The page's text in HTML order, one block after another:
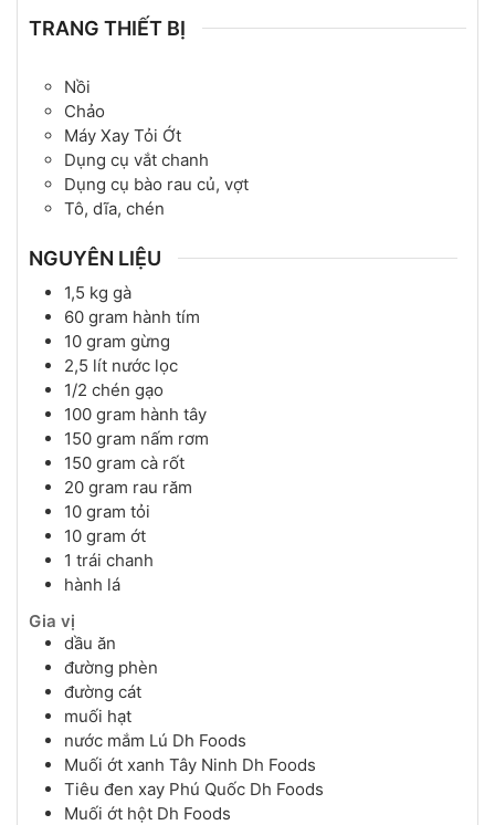
TRANG THIẾT BỊ
Nồi
Chảo
Máy Xay Tỏi Ớt
Dụng cụ vắt chanh
Dụng cụ bào rau củ, vợt
Tô, dĩa, chén
NGUYÊN LIỆU
1,5 kg gà
60 gram hành tím
10 gram gừng
2,5 lít nước lọc
1/2 chén gạo
100 gram hành tây
150 gram nấm rơm
150 gram cà rốt
20 gram rau răm
10 gram tỏi
10 gram ớt
1 trái chanh
hành lá
Gia vị
dầu ăn
đường phèn
đường cát
muối hạt
nước mắm Lú Dh Foods
Muối ớt xanh Tây Ninh Dh Foods
Tiêu đen xay Phú Quốc Dh Foods
Muối ớt hột Dh Foods